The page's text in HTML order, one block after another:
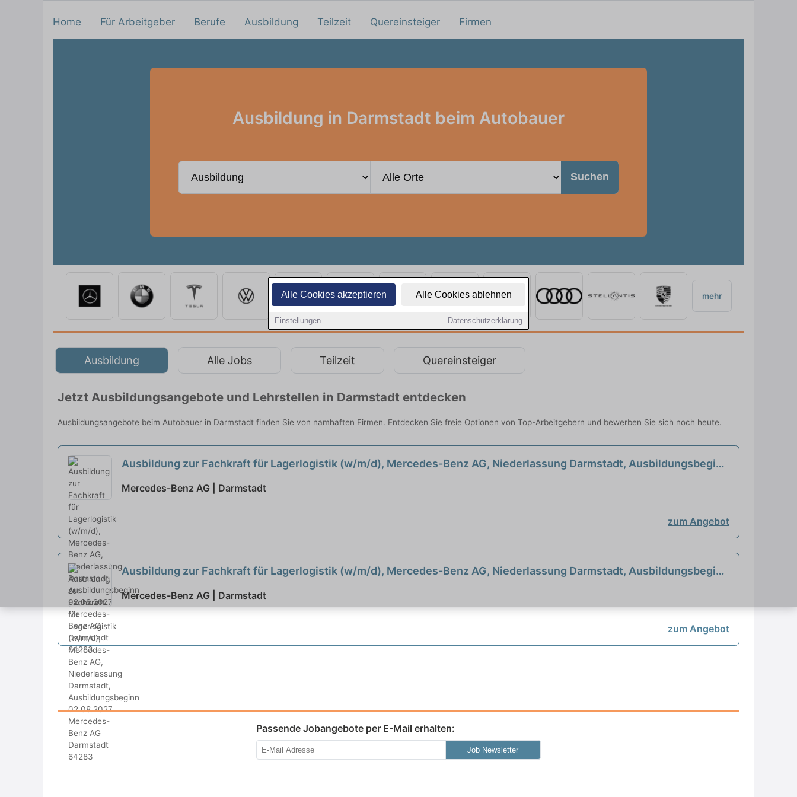
Alle Cookies akzeptieren Alle Cookies ablehnen
Einstellungen Datenschutzerklärung
Home Für Arbeitgeber Berufe Ausbildung Teilzeit Quereinsteiger Firmen
Ausbildung in Darmstadt beim Autobauer
Suchen
mehr
Ausbildung Alle Jobs Teilzeit Quereinsteiger
Jetzt Ausbildungsangebote und Lehrstellen in Darmstadt entdecken
Ausbildungsangebote beim Autobauer in Darmstadt finden Sie von namhaften Firmen. Entdecken Sie freie Optionen von Top-Arbeitgebern und bewerben Sie sich noch heute.
Ausbildung zur Fachkraft für Lagerlogistik (w/m/d), Mercedes-Benz AG, Niederlassung Darmstadt, Ausbildungsbeginn
Mercedes-Benz AG | Darmstadt
zum Angebot
Ausbildung zur Fachkraft für Lagerlogistik (w/m/d), Mercedes-Benz AG, Niederlassung Darmstadt, Ausbildungsbeginn
02.08.2027
Mercedes-Benz AG | Darmstadt
zum Angebot
Passende Jobangebote per E-Mail erhalten:
Job Newsletter